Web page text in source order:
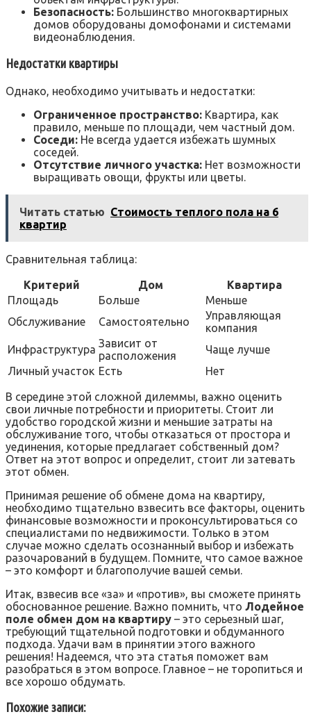
Безопасность: Большинство многоквартирных
домов оборудованы домофонами и системами
видеонаблюдения.
Недостатки квартиры
Однако, необходимо учитывать и недостатки:
Ограниченное пространство: Квартира, как
правило, меньше по площади, чем частный дом.
Соседи: Не всегда удается избежать шумных
соседей.
Отсутствие личного участка: Нет возможности
выращивать овощи, фрукты или цветы.
Читать статью Стоимость теплого пола на 6
квартир
Сравнительная таблица:
Критерий Дом
Квартира
Площадь
Больше
Меньше
Обслуживание
Самостоятельно
Управляющая
компания
Инфраструктура Зависит от
расположения
Чаще лучше
Личный участок Есть Нет
В середине этой сложной дилеммы, важно оценить
свои личные потребности и приоритеты. Стоит ли
удобство городской жизни и меньшие затраты на
обслуживание того, чтобы отказаться от простора и
уединения, которые предлагает собственный дом?
Ответ на этот вопрос и определит, стоит ли затевать
этот обмен.
Принимая решение об обмене дома на квартиру,
необходимо тщательно взвесить все факторы, оценить
финансовые возможности и проконсультироваться со
специалистами по недвижимости. Только в этом
случае можно сделать осознанный выбор и избежать
разочарований в будущем. Помните, что самое важное
– это комфорт и благополучие вашей семьи.
Итак, взвесив все «за» и «против», вы сможете принять
обоснованное решение. Важно помнить, что Лодейное
поле обмен дом на квартиру – это серьезный шаг,
требующий тщательной подготовки и обдуманного
подхода. Удачи вам в принятии этого важного
решения! Надеемся, что эта статья поможет вам
разобраться в этом вопросе. Главное – не торопиться и
все хорошо обдумать.
Похожие записи: